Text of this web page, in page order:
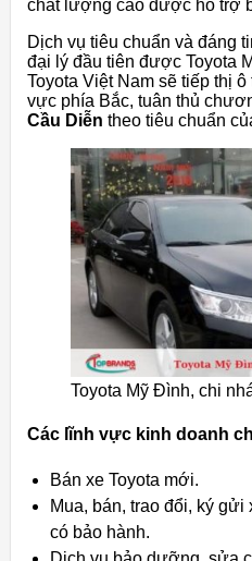
chất lượng cao được hỗ trợ
Dịch vụ tiêu chuẩn và đáng
đại lý đầu tiên được Toyota
Toyota Việt Nam sẽ tiếp thị
vực phía Bắc, tuân thủ
Cầu Diễn theo tiêu chuẩn
Toyota Mỹ Đình, chi
Các lĩnh vực kinh doanh
Bán xe Toyota mới.
Mua, bán, trao đổi, ký gửi
có bảo hành.